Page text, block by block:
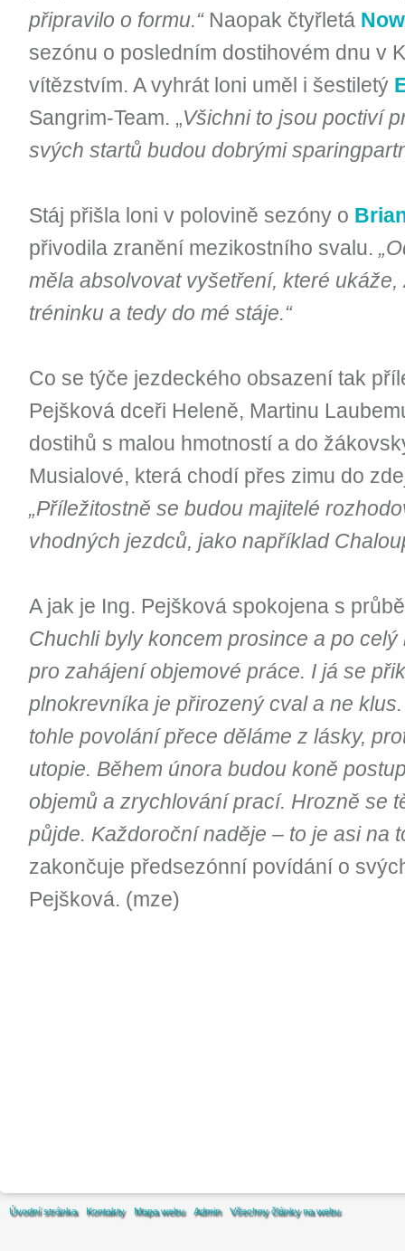
připravilo o formu.“Naopak čtyřletá
sezónu o posledním dostihovém dnu v
vítězstvím. A vyhrát loni uměl i šestiletý
Sangrim-Team. „Všichni to jsou poctiví
svých startů budou dobrými
Stáj přišla loni v polovině sezóny o
přivodila zranění mezikostního svalu.
měla absolvovat vyšetření, které
tréninku a tedy do mé stáje.“
Co se týče jezdeckého obsazení tak
Pejšková dceři Heleně, Martinu
dostihů s malou hmotností a do
Musialové, která chodí přes zimu do
„Příležitostně se budou majitelé
vhodných jezdců, jako například
A jak je Ing. Pejšková spokojena s
Chuchli byly koncem prosince a po
pro zahájení objemové práce. I já se
plnokrevníka je přirozený cval a ne
tohle povolání přece děláme z lásky,
utopie. Během února budou koně
objemů a zrychlování prací. Hrozně se
půjde. Každoroční naděje – to je asi na
zakončuje předsezónní povídání o
Pejšková. (mze)
Úvodní stránka Kontakty Mapa webu Admin Všechny články na webu